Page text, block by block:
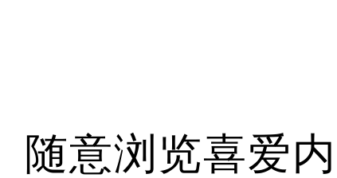
随意浏览喜爱